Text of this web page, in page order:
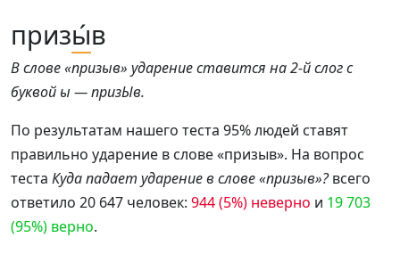
призы́в
В слове «призыв» ударение ставится на 2-й слог с
буквой ы — призЫв.
По результатам нашего теста 95% людей ставят
правильно ударение в слове «призыв». На вопрос
теста Куда падает ударение в слове «призыв»?всего
ответило 20 647 человек: 944 (5%) неверно и 19 703
(95%) верно.